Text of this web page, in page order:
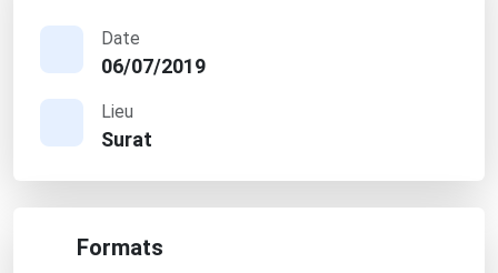
Date
06/07/2019
Lieu
Surat
Formats